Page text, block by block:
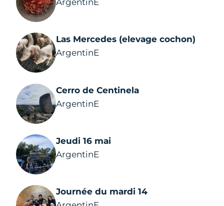
ArgentinE
Las Mercedes (elevage cochon)
ArgentinE
Cerro de Centinela
ArgentinE
Jeudi 16 mai
ArgentinE
Journée du mardi 14